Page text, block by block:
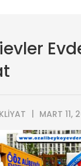
MART 11,